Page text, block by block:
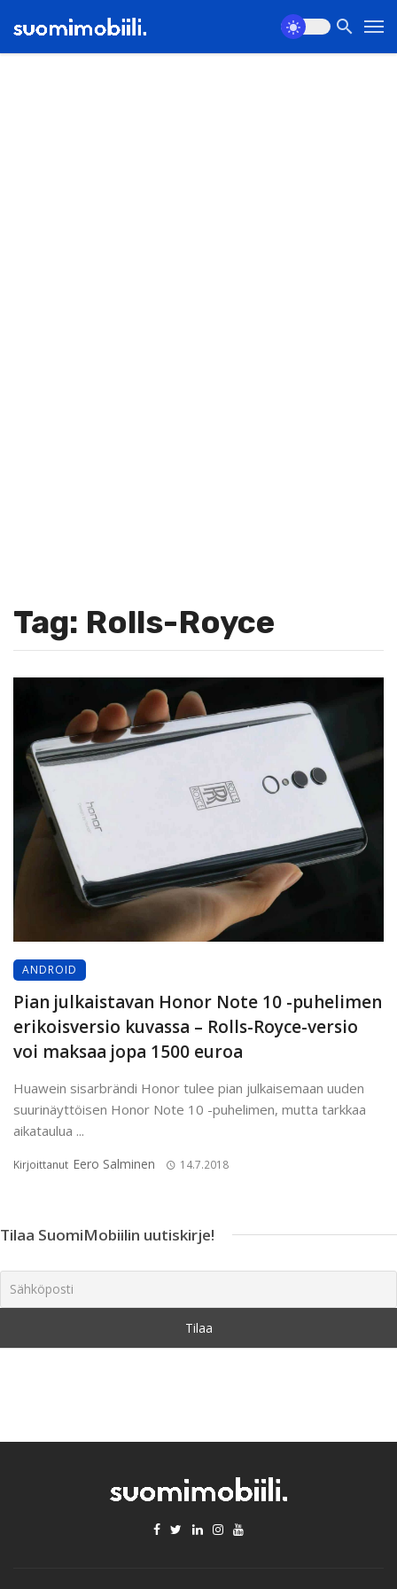
Tag: Rolls-Royce
ANDROID
Pian julkaistavan Honor Note 10 -puhelimen
erikoisversio kuvassa – Rolls-Royce-versio
voi maksaa jopa 1500 euroa
Huawein sisarbrändi Honor tulee pian julkaisemaan uuden
suurinäyttöisen Honor Note 10 -puhelimen, mutta tarkkaa
aikataulua ...
Kirjoittanut Eero Salminen 14.7.2018
Tilaa SuomiMobiilin uutiskirje!